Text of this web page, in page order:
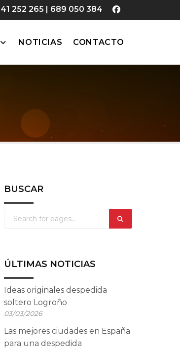
252 265 | 689 050 384
NOTICIAS CONTACTO
BUSCAR
ÚLTIMAS NOTICIAS
Ideas originales despedida
soltero Logroño
03/03/2026
Las mejores ciudades en España
para una despedida